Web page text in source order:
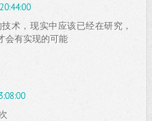
术，现实中应该已经在研究，
会有实现的可能